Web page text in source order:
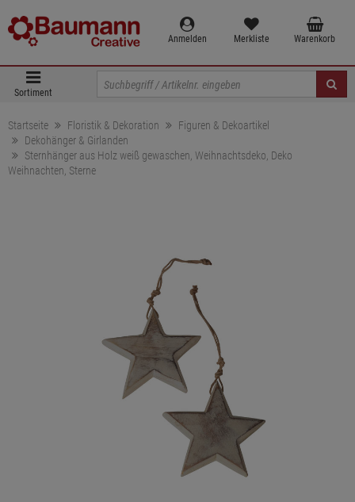
Anmelden Merkliste Warenkorb
Sortiment
Startseite Floristik & Dekoration
Figuren & Dekoartikel
Dekohänger & Girlanden
Sternhänger aus Holz weiß gewaschen, Weihnachtsdeko, Deko
Weihnachten, Sterne